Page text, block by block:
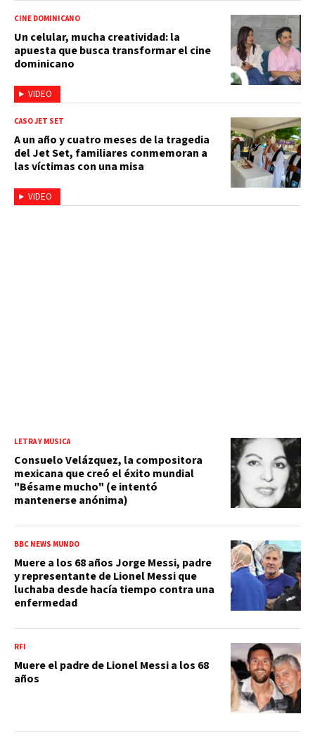
VIDEO
CINE DOMINICANO
Un celular, mucha creatividad: la
apuesta que busca transformar el cine
dominicano
VIDEO
CASO JET SET
A un año y cuatro meses de la tragedia
del Jet Set, familiares conmemoran a
las víctimas con una misa
LETRA Y MÚSICA
Consuelo Velázquez, la compositora
mexicana que creó el éxito mundial
"Bésame mucho" (e intentó
mantenerse anónima)
BBC NEWS MUNDO
Muere a los 68 años Jorge Messi, padre
y representante de Lionel Messi que
luchaba desde hacía tiempo contra una
enfermedad
RFI
Muere el padre de Lionel Messi a los 68
años